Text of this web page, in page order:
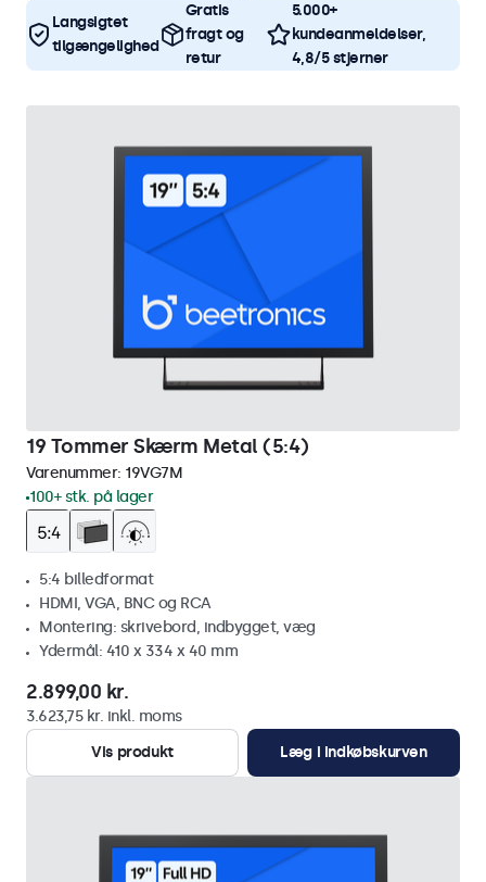
Langsigtet
tilgængelighed
Gratis
fragt og
retur
5.000+
kundeanmeldelser,
4,8/5 stjerner
19 Tommer Skærm Metal (5:4)
Varenummer: 19VG7M
100+ stk. på lager
5:4 billedformat
HDMI, VGA, BNC og RCA
Montering: skrivebord, indbygget, væg
Ydermål: 410 x 334 x 40 mm
2.899,00 kr.
3.623,75 kr. inkl. moms
Vis produkt
Læg i indkøbskurven